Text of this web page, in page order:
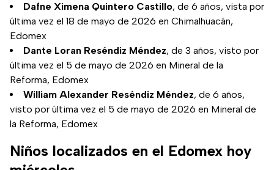
Dafne Ximena Quintero Castillo, de 6 años, vista por
última vez el 18 de mayo de 2026 en Chimalhuacán,
Edomex
Dante Loran Reséndiz Méndez, de 3 años, visto por
última vez el 5 de mayo de 2026 en Mineral de la
Reforma, Edomex
William Alexander Reséndiz Méndez, de 6 años,
visto por última vez el 5 de mayo de 2026 en Mineral de
la Reforma, Edomex
Niños localizados en el Edomex hoy